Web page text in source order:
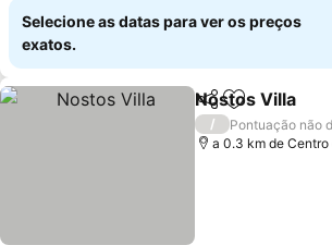
Selecione as datas para ver os preços
exatos.
PartilharAdicionar
Nostos Villa
/
Pontuação não
a 0.3 km de